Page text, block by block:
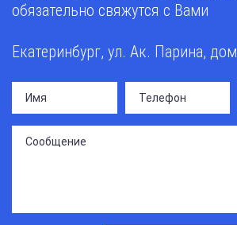
обязательно свяжутся с Вами
Екатеринбург, ул. Ак. Парина,